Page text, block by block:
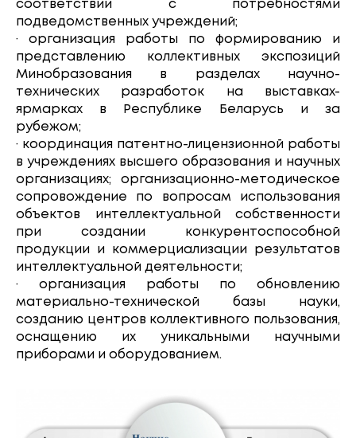
соответствии с потребностями
подведомственных учреждений;
· организация работы по формированию и
представлению коллективных экспозиций
Минобразования в разделах научно-
технических разработок на выставках-
ярмарках в Республике Беларусь и за
рубежом;
· координация патентно-лицензионной работы
в учреждениях высшего образования и научных
организациях; организационно-методическое
сопровождение по вопросам использования
объектов интеллектуальной собственности
при создании конкурентоспособной
продукции и коммерциализации результатов
интеллектуальной деятельности;
· организация работы по обновлению
материально-технической базы науки,
созданию центров коллективного пользования,
оснащению их уникальными научными
приборами и оборудованием.